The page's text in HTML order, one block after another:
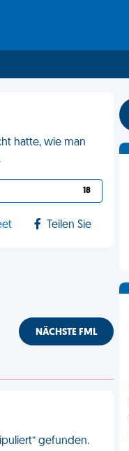
hatte, wie man
18
Teilen Sie
NÄCHSTE FML
gefunden.